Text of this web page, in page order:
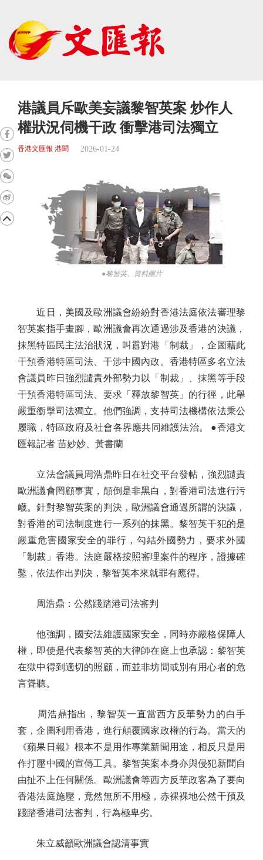
港議員斥歐美妄議黎智英案 炒作人
權狀況伺機干政 衝擊港司法獨立
香港文匯報 港聞 2026-01-24
●黎智英。資料圖片
近日，美國及歐洲議會紛紛對香港法庭依法審理黎
智英案指手畫腳，歐洲議會再次通過涉及香港的決議，
抹黑特區民主法治狀況，叫囂對港「制裁」，企圖藉此
干預香港特區司法、干涉中國內政。香港特區多名立法
會議員昨日強烈譴責外部勢力以「制裁」、抹黑等手段
干預香港特區司法、要求「釋放黎智英」的行徑，此舉
嚴重衝擊司法獨立。他們強調，支持司法機構依法秉公
履職，特區政府及社會各界應共同維護法治。 ●香港文
匯報記者 苗妙妙、黃書蘭
立法會議員周浩鼎昨日在社交平台發帖，強烈譴責
歐洲議會罔顧事實，顛倒是非黑白，對香港司法進行污
衊。針對黎智英案的判決，歐洲議會通過所謂的決議，
對香港的司法制度進行一系列的抹黑。黎智英干犯的是
嚴重危害國家安全的罪行，勾結外國勢力，要求外國
「制裁」香港。法庭嚴格按照審理案件的程序，證據確
鑿，依法作出判決，黎智英本來就罪有應得。
周浩鼎：公然踐踏港司法審判
他強調，國安法維護國家安全，同時亦嚴格保障人
權，即使是代表黎智英的大律師在庭上也承認：黎智英
在獄中得到適切的照顧，而並非坊間或別有用心者的危
言聳聽。
周浩鼎指出，黎智英一直當西方反華勢力的白手
套，企圖利用香港，進行顛覆國家政權的行為。當天的
《蘋果日報》根本不是用作專業新聞用途，相反只是用
作打壓中國的宣傳工具。黎智英案本身亦與侵犯新聞自
由扯不上任何關係。歐洲議會等西方反華政客為了要向
香港法庭施壓，竟然無所不用極，赤裸裸地公然干預及
踐踏香港司法審判，行為極卑劣。
朱立威籲歐洲議會認清事實